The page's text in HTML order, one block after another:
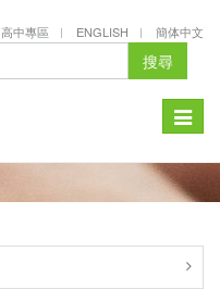
高中專區 ENGLISH 簡体中文
搜尋
Toggle